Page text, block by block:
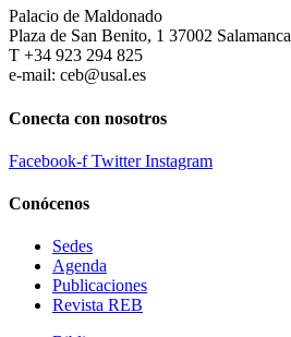
Palacio de Maldonado
Plaza de San Benito, 1 37002 Salamanca
T +34 923 294 825
e-mail: ceb@usal.es
Conecta con nosotros
Facebook-f Twitter Instagram
Conócenos
Sedes
Agenda
Publicaciones
Revista REB